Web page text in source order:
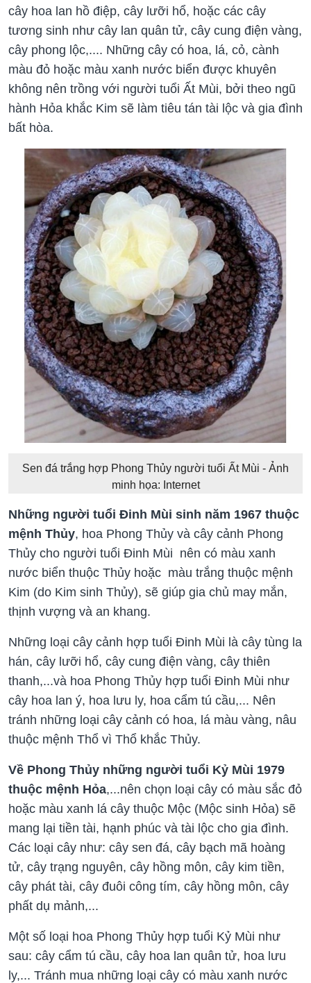
cây hoa lan hồ điệp, cây lưỡi hổ, hoặc các cây
tương sinh như cây lan quân tử, cây cung điện vàng,
cây phong lộc,.... Những cây có hoa, lá, cỏ, cành
màu đỏ hoặc màu xanh nước biển được khuyên
không nên trồng với người tuổi Ất Mùi, bởi theo ngũ
hành Hỏa khắc Kim sẽ làm tiêu tán tài lộc và gia đình
bất hòa.
Sen đá trắng hợp Phong Thủy người tuổi Ất Mùi - Ảnh
minh họa: Internet
Những người tuổi Đinh Mùi sinh năm 1967 thuộc
mệnh Thủy, hoa Phong Thủy và cây cảnh Phong
Thủy cho người tuổi Đinh Mùi nên có màu xanh
nước biển thuộc Thủy hoặc màu trắng thuộc mệnh
Kim (do Kim sinh Thủy), sẽ giúp gia chủ may mắn,
thịnh vượng và an khang.
Những loại cây cảnh hợp tuổi Đinh Mùi là cây tùng la
hán, cây lưỡi hổ, cây cung điện vàng, cây thiên
thanh,...và hoa Phong Thủy hợp tuổi Đinh Mùi như
cây hoa lan ý, hoa lưu ly, hoa cẩm tú cầu,... Nên
tránh những loại cây cảnh có hoa, lá màu vàng, nâu
thuộc mệnh Thổ vì Thổ khắc Thủy.
Về Phong Thủy những người tuổi Kỷ Mùi 1979
thuộc mệnh Hỏa,...nên chọn loại cây có màu sắc đỏ
hoặc màu xanh lá cây thuộc Mộc (Mộc sinh Hỏa) sẽ
mang lại tiền tài, hạnh phúc và tài lộc cho gia đình.
Các loại cây như: cây sen đá, cây bạch mã hoàng
tử, cây trạng nguyên, cây hồng môn, cây kim tiền,
cây phát tài, cây đuôi công tím, cây hồng môn, cây
phất dụ mảnh,...
Một số loại hoa Phong Thủy hợp tuổi Kỷ Mùi như
sau: cây cẩm tú cầu, cây hoa lan quân tử, hoa lưu
ly,... Tránh mua những loại cây có màu xanh nước